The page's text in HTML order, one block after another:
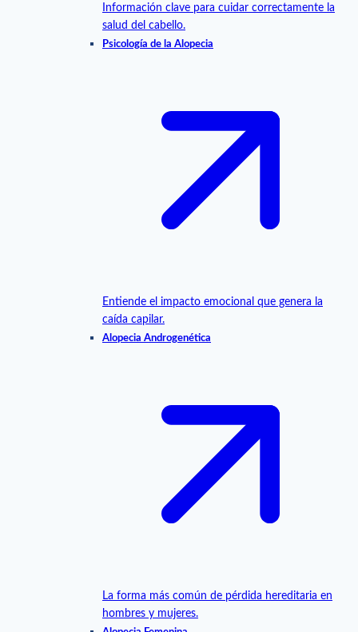
Información clave para cuidar correctamente la
salud del cabello.
Psicología de la Alopecia
Entiende el impacto emocional que genera la
caída capilar.
Alopecia Androgenética
La forma más común de pérdida hereditaria en
hombres y mujeres.